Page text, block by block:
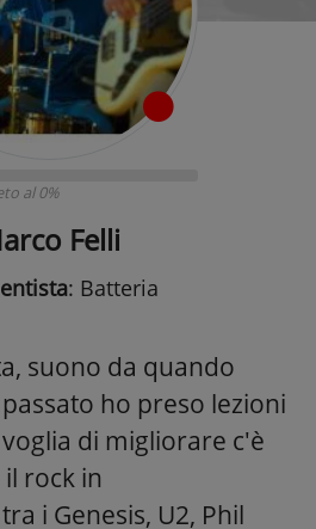
al 0%
Felli
: Batteria
suono da quando
ho preso lezioni
di migliorare c'è
rock in
i Genesis, U2, Phil